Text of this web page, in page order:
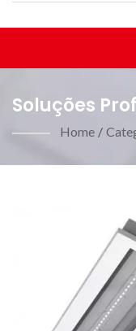
Soluções
Iluminação
Home /